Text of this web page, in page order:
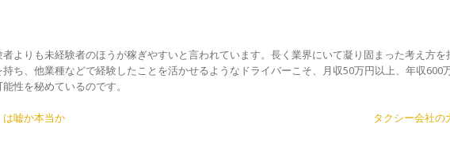
よりも未経験者のほうが稼ぎやすいと言われています。長く業界にいて凝り固まった考え方を
ち、他業種などで経験したことを活かせるようなドライバーこそ、月収50万円以上、年収600
性を秘めているのです。
は嘘か本当か タクシー会社の